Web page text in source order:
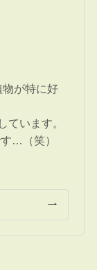
が特に好
ています。
…（笑）